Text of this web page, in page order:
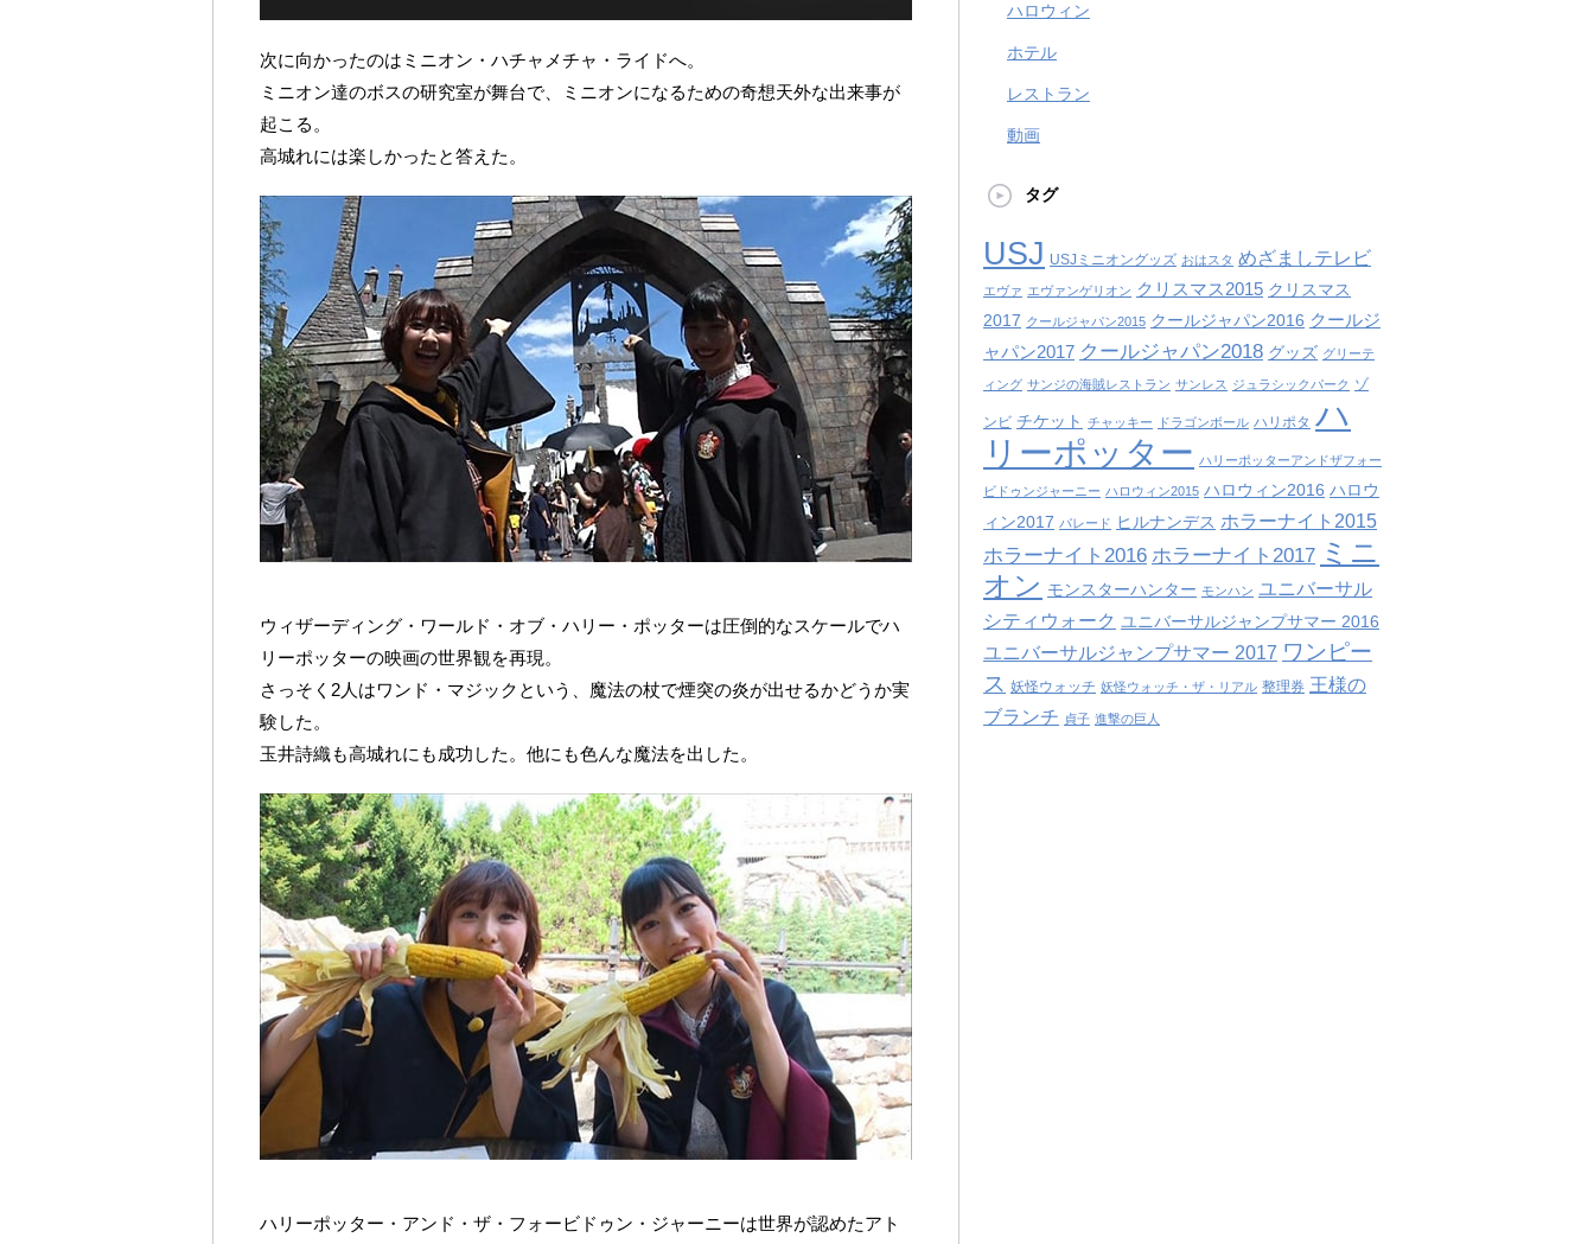
次に向かったのはミニオン・ハチャメチャ・ライドへ。
ミニオン達のボスの研究室が舞台で、ミニオンになるための奇想天外な出来事が
起こる。
高城れには楽しかったと答えた。
ウィザーディング・ワールド・オブ・ハリー・ポッターは圧倒的なスケールでハ
リーポッターの映画の世界観を再現。
さっそく2人はワンド・マジックという、魔法の杖で煙突の炎が出せるかどうか実
験した。
玉井詩織も高城れにも成功した。他にも色んな魔法を出した。
ハリーポッター・アンド・ザ・フォービドゥン・ジャーニーは世界が認めたアト
ハロウィン
ホテル
レストラン
動画
タグ
USJ USJミニオングッズ おはスタ めざましテレビ
エヴァ エヴァンゲリオン クリスマス2015 クリスマス
2017 クールジャパン2015 クールジャパン2016 クールジ
ャパン2017 クールジャパン2018 グッズ グリーテ
ィング サンジの海賊レストラン サンレス ジュラシックパーク ゾ
ンビ チケット チャッキー ドラゴンボール ハリポタ ハ
リーポッター ハリーポッターアンドザフォー
ビドゥンジャーニー ハロウィン2015 ハロウィン2016 ハロウ
ィン2017 パレード ヒルナンデス ホラーナイト2015
ホラーナイト2016 ホラーナイト2017 ミニ
オン モンスターハンター モンハン ユニバーサル
シティウォーク ユニバーサルジャンプサマー 2016
ユニバーサルジャンプサマー 2017 ワンピー
ス 妖怪ウォッチ 妖怪ウォッチ・ザ・リアル 整理券 王様の
ブランチ 貞子 進撃の巨人